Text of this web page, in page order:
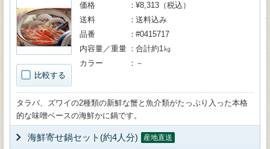
比較する
価格
¥8,313（税込）
送料
送料込み
品番
#0415717
内容量／重量
合計約1㎏
カラー
－
タラバ、ズワイの2種類の新鮮な蟹と魚介類がたっぷり入った本格
的な味噌ベースの海鮮かに鍋です。
海鮮寄せ鍋セット(約4人分) 産地直送